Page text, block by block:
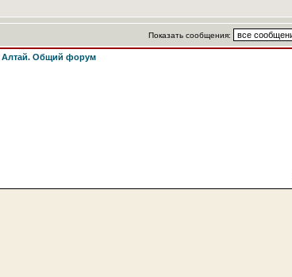
Показать сообщения:
Алтай. Общий форум